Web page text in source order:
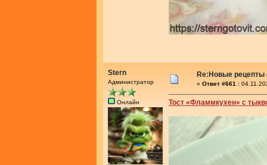
Stern
Администратор
Онлайн
Re:Новые рецепты
« Ответ #661 :
Тост «Фламмкухен» с